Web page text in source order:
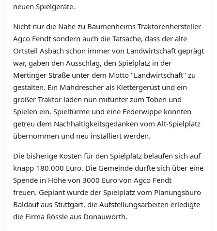
neuen Spielgeräte.
Nicht nur die Nähe zu Bäumenheims Traktorenhersteller
Agco Fendt sondern auch die Tatsache, dass der alte
Ortsteil Asbach schon immer von Landwirtschaft geprägt
war, gaben den Ausschlag, den Spielplatz in der
Mertinger Straße unter dem Motto "Landwirtschaft" zu
gestalten. Ein Mähdrescher als Klettergerüst und ein
großer Traktor laden nun mitunter zum Toben und
Spielen ein. Spieltürme und eine Federwippe konnten
getreu dem Nachhaltigkeitsgedanken vom Alt-Spielplatz
übernommen und neu installiert werden.
Die bisherige Kosten für den Spielplatz belaufen sich auf
knapp 180.000 Euro. Die Gemeinde durfte sich über eine
Spende in Höhe von 3000 Euro von Agco Fendt
freuen. Geplant wurde der Spielplatz vom Planungsbüro
Baldauf aus Stuttgart, die Aufstellungsarbeiten erledigte
die Firma Rössle aus Donauwörth.